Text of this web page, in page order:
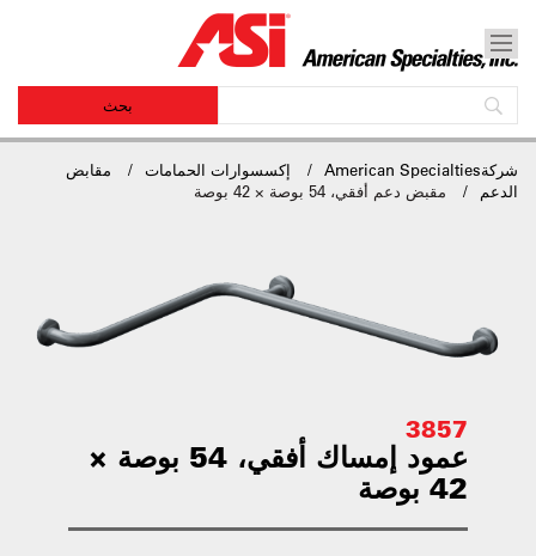
شركةAmerican Specialties إكسسوارات الحمامات
مقابض
الدعم
مقبض دعم أفقي، 54 بوصة × 42 بوصة
3857
عمود إمساك أفقي، 54 بوصة ×
42 بوصة